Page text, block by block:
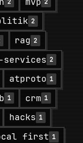
2 2
2
rag 2
services 2
atproto 1
1 crm 1
hacks 1
first 1